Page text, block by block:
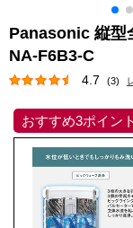
Panasonic 縦型
NA-F6B3-C
4.7 (3)
おすすめ3ポイント